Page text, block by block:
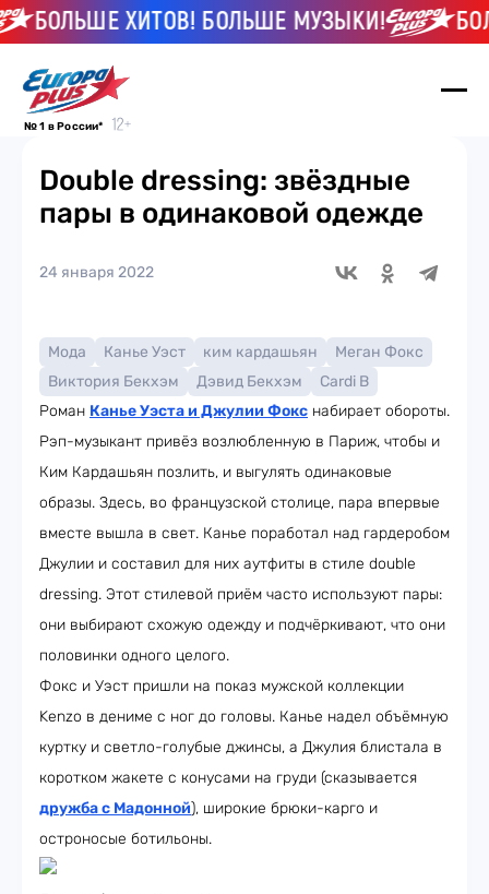
БОЛЬШЕ ХИТОВ! БОЛЬШЕ МУЗЫКИ!
№ 1 в России*
Double dressing: звёздные
пары в одинаковой одежде
24 января 2022
Мода Канье Уэст ким кардашьян
Меган Фокс
Виктория Бекхэм
Дэвид Бекхэм
Cardi B
Роман Канье Уэста и Джулии Фокс набирает обороты.
Рэп-музыкант привёз возлюбленную в Париж, чтобы и
Ким Кардашьян позлить, и выгулять одинаковые
образы. Здесь, во французской столице, пара впервые
вместе вышла в свет. Канье поработал над гардеробом
Джулии и составил для них аутфиты в стиле double
dressing. Этот стилевой приём часто используют пары:
они выбирают схожую одежду и подчёркивают, что они
половинки одного целого.
Фокс и Уэст пришли на показ мужской коллекции
Kenzo в дениме с ног до головы. Канье надел объёмную
куртку и светло-голубые джинсы, а Джулия блистала в
коротком жакете с конусами на груди (сказывается
дружба с Мадонной), широкие брюки-карго и
остроносые ботильоны.